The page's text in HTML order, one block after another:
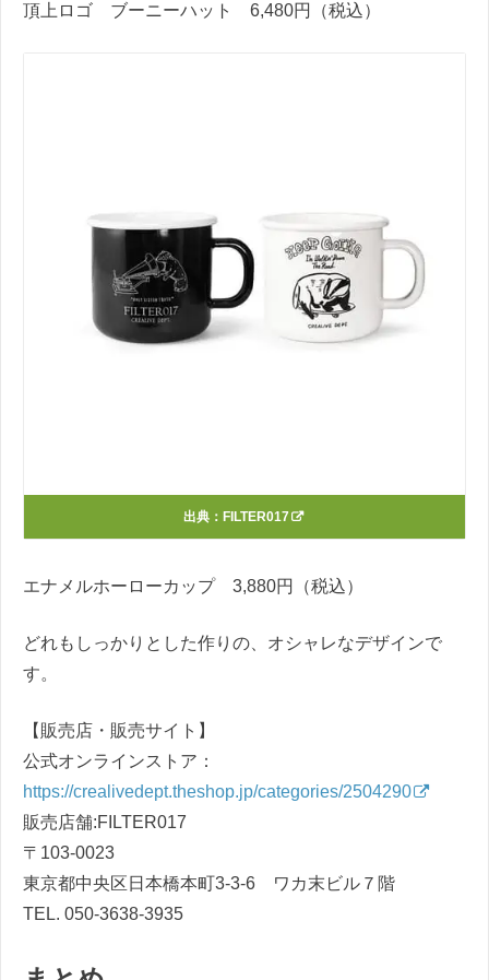
頂上ロゴ ブーニーハット 6,480円（税込）
出典： FILTER017
エナメルホーローカップ 3,880円（税込）
どれもしっかりとした作りの、オシャレなデザインで
す。
【販売店・販売サイト】
公式オンラインストア：
https://crealivedept.theshop.jp/categories/2504290
販売店舗:FILTER017
〒103-0023
東京都中央区日本橋本町3-3-6 ワカ末ビル７階
TEL. 050-3638-3935